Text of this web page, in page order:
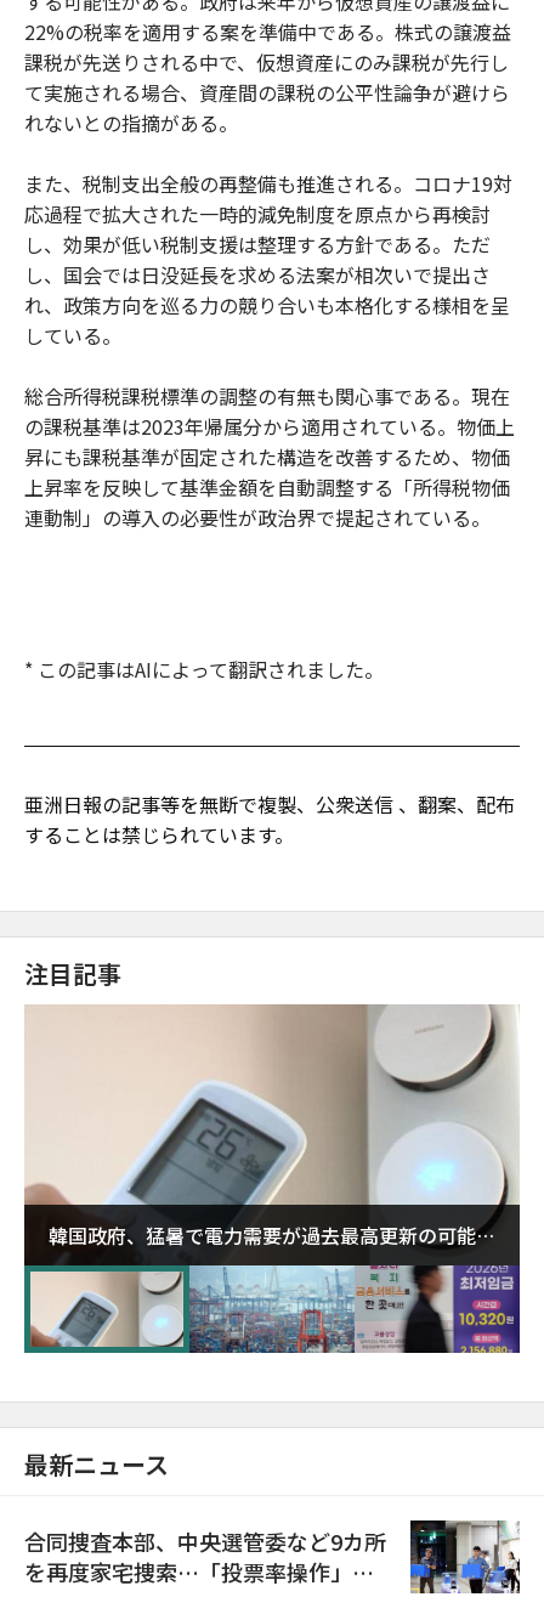
22%の税率を適用する案を準備中である。株式の譲渡益
課税が先送りされる中で、仮想資産にのみ課税が先行し
て実施される場合、資産間の課税の公平性論争が避けら
れないとの指摘がある。
また、税制支出全般の再整備も推進される。コロナ19対
応過程で拡大された一時的減免制度を原点から再検討
し、効果が低い税制支援は整理する方針である。ただ
し、国会では日没延長を求める法案が相次いで提出さ
れ、政策方向を巡る力の競り合いも本格化する様相を呈
している。
総合所得税課税標準の調整の有無も関心事である。現在
の課税基準は2023年帰属分から適用されている。物価上
昇にも課税基準が固定された構造を改善するため、物価
上昇率を反映して基準金額を自動調整する「所得税物価
連動制」の導入の必要性が政治界で提起されている。
* この記事はAIによって翻訳されました。
亜洲日報の記事等を無断で複製、公衆送信 、翻案、配布
することは禁じられています。
注目記事
韓国政府、猛暑で電力需要が過去最高更新の可能性
に需給対応体制を点検
最新ニュース
合同捜査本部、中央選管委など9カ所
を再度家宅捜索…「投票率操作」の